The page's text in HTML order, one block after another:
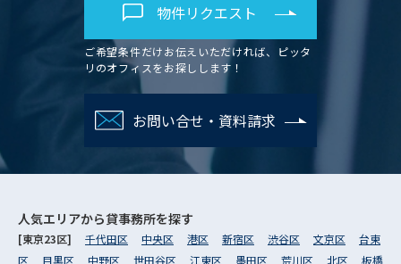
物件リクエスト
ご希望条件だけお伝えいただければ、ピッタ
リのオフィスをお探しします！
お問い合せ・資料請求
人気エリアから貸事務所を探す
[東京23区] 千代田区 中央区 港区 新宿区 渋谷区 文京区
台東
区
目黒区 中野区 世田谷区 江東区 墨田区 荒川区 北区
板橋